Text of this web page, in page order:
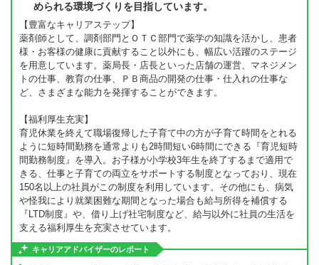
められる環境づくりを目指しています。
【豊富なキャリアステップ】
薬剤師として、調剤部門とＯＴＣ部門で薬学の知識を活かし、患者
様・お客様の健康に貢献すること以外にも、幅広い活躍のステージ
を用意しています。薬局長・店長といった店舗の運営、マネジメン
トの仕事、教育の仕事、ＰＢ商品の開発の仕事・仕入れの仕事な
ど、さまざまな能力を発揮することができます。
【福利厚生充実】
育児休業を終えて職場復帰した子育て中の方が子育て時間をとれる
ように短時間勤務を通常よりも2時間短い6時間にできる『育児短時
間勤務制度』を導入。お子様が小学校3年生を終了するまで適用で
きる、仕事と子育ての両立をサポートする制度となっており、現在
150名以上の社員がこの制度を利用しています。その他にも、病気
や怪我により就業困難な期間となった場合も給与所得を補償する
『LTD制度』や、借り上げ社宅制度など、給与以外に社員の生活を
支える福利厚生を充実させています。
キャリアアドバイザーのレポート